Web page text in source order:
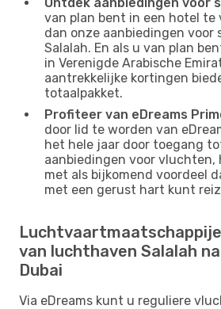
van plan bent in een hotel te
dan onze aanbiedingen voor
Salalah. En als u van plan
in Verenigde Arabische
aantrekkelijke kortingen
totaalpakket.
Profiteer van eDreams
door lid te worden van
het hele jaar door toegang
aanbiedingen voor vluchten,
met als bijkomend voordeel
met een gerust hart kunt
van luchthaven Salalah
Dubai
Via eDreams kunt u reguliere